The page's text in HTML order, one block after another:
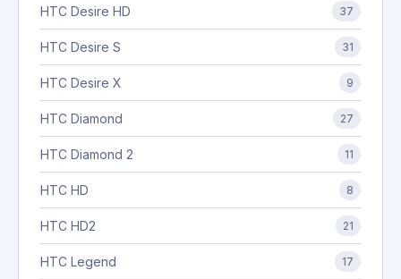
HTC Desire HD 37
HTC Desire S 31
HTC Desire X 9
HTC Diamond 27
HTC Diamond 2 11
HTC HD 8
HTC HD2 21
HTC Legend 17